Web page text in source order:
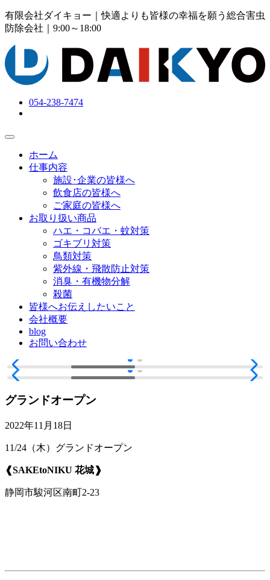
有限会社ダイキョー｜快適よりも皆様の幸福を願う総合害虫
防除会社 ｜9:00～18:00
054-238-7474
ホーム
仕事内容
施設･企業の皆様へ
飲食店の皆様へ
ご家庭の皆様へ
お取り扱い商品
ハエ・コバエ・蚊対策
ゴキブリ対策
鳥類対策
紫外線・飛散防止対策
消臭・有機物分解
殺菌
皆様へお伝えしたいこと
会社概要
blog
お問い合わせ
グランドオープン
2022年11月18日
11/24（木）グランドオープン
❰SAKEtoNIKU 花城❱
静岡市駿河区南町2-23